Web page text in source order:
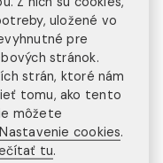
sa osobnostne
z ciest ako sa
lepšie podmienky
bills, popritom
si zlepšiť
uložené vo
pre
stránok.
strán, ktoré nám
tomu, ako tento
môžete
Nastavenie cookies.
tu.